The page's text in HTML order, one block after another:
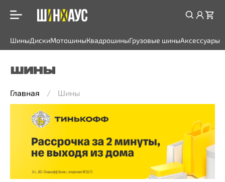
ШиныДискиМотошиныКвадрошиныГрузовые шиныАксессуары
ШИНЫ
Главная Шины